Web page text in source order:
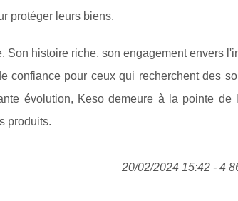
protéger leurs biens.
Son histoire riche, son engagement envers
confiance pour ceux qui recherchent des
évolution, Keso demeure à la pointe de
produits.
20/02/2024 15:42 - 4